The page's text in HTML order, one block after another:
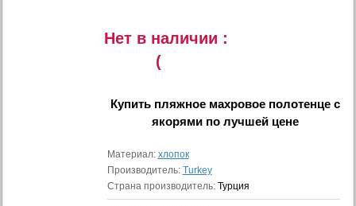
Нет в наличии :
(
Купить пляжное махровое полотенце с
якорями по лучшей цене
Материал: хлопок
Производитель: Turkey
Страна производитель: Турция